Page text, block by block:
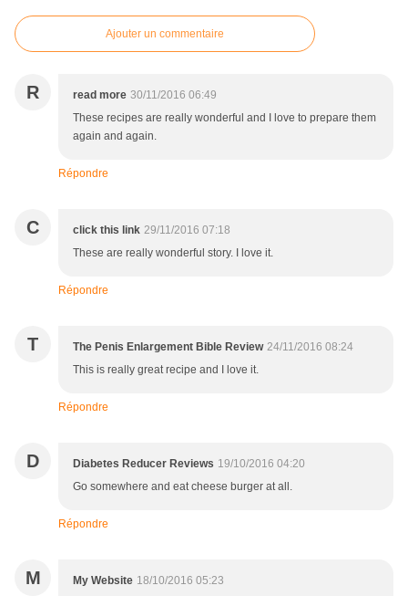
Ajouter un commentaire
R read more 30/11/2016 06:49
These recipes are really wonderful and I love to prepare them
again and again.
Répondre
C click this link 29/11/2016 07:18
These are really wonderful story. I love it.
Répondre
T The Penis Enlargement Bible Review 24/11/2016 08:24
This is really great recipe and I love it.
Répondre
D Diabetes Reducer Reviews 19/10/2016 04:20
Go somewhere and eat cheese burger at all.
Répondre
M My Website 18/10/2016 05:23